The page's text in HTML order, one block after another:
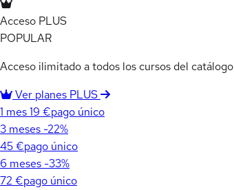
Acceso PLUS
POPULAR
Acceso ilimitado a todos los cursos del catálogo
Ver planes PLUS
1 mes19 €pago único
3 meses -22%
45 €pago único
6 meses -33%
72 €pago único